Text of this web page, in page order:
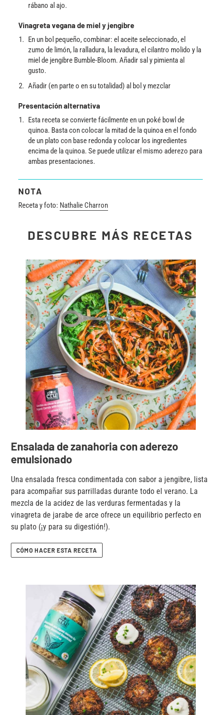
rábano al ajo.
Vinagreta vegana de miel y jengibre
En un bol pequeño, combinar: el aceite seleccionado, el
zumo de limón, la ralladura, la levadura, el cilantro molido y la
miel de jengibre Bumble-Bloom. Añadir sal y pimienta al
gusto.
Añadir (en parte o en su totalidad) al bol y mezclar
Presentación alternativa
Esta receta se convierte fácilmente en un poké bowl de
quinoa. Basta con colocar la mitad de la quinoa en el fondo
de un plato con base redonda y colocar los ingredientes
encima de la quinoa. Se puede utilizar el mismo aderezo para
ambas presentaciones.
NOTA
Receta y foto: Nathalie Charron
DESCUBRE MÁS RECETAS
Ensalada de zanahoria con aderezo
emulsionado
Una ensalada fresca condimentada con sabor a jengibre, lista
para acompañar sus parrilladas durante todo el verano. La
mezcla de la acidez de las verduras fermentadas y la
vinagreta de jarabe de arce ofrece un equilibrio perfecto en
su plato (¡y para su digestión!).
CÓMO HACER ESTA RECETA